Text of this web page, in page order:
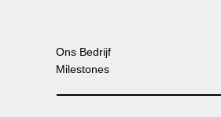
Ons Bedrijf
Milestones